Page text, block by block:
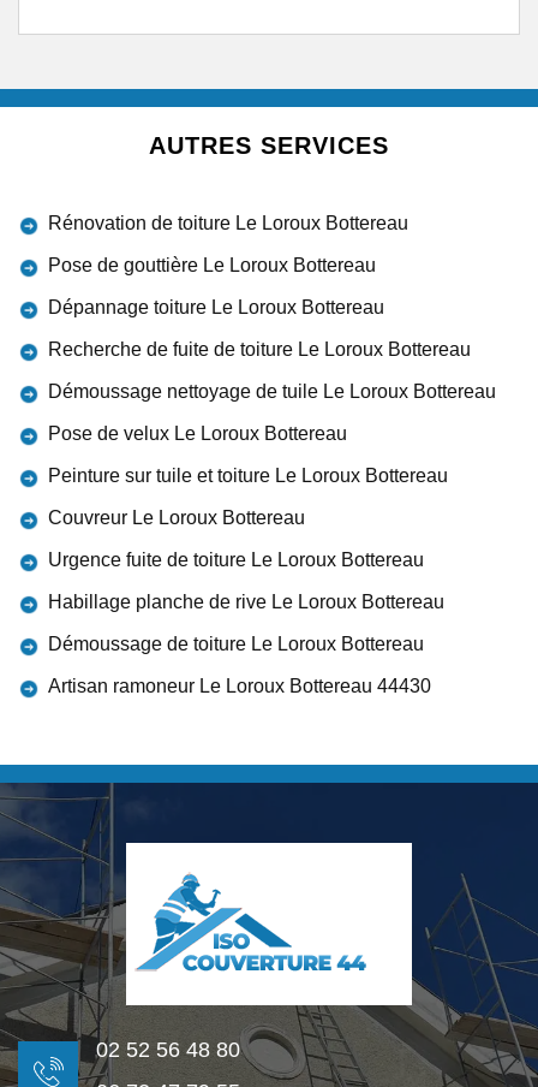
AUTRES SERVICES
Rénovation de toiture Le Loroux Bottereau
Pose de gouttière Le Loroux Bottereau
Dépannage toiture Le Loroux Bottereau
Recherche de fuite de toiture Le Loroux Bottereau
Démoussage nettoyage de tuile Le Loroux Bottereau
Pose de velux Le Loroux Bottereau
Peinture sur tuile et toiture Le Loroux Bottereau
Couvreur Le Loroux Bottereau
Urgence fuite de toiture Le Loroux Bottereau
Habillage planche de rive Le Loroux Bottereau
Démoussage de toiture Le Loroux Bottereau
Artisan ramoneur Le Loroux Bottereau 44430
02 52 56 48 80